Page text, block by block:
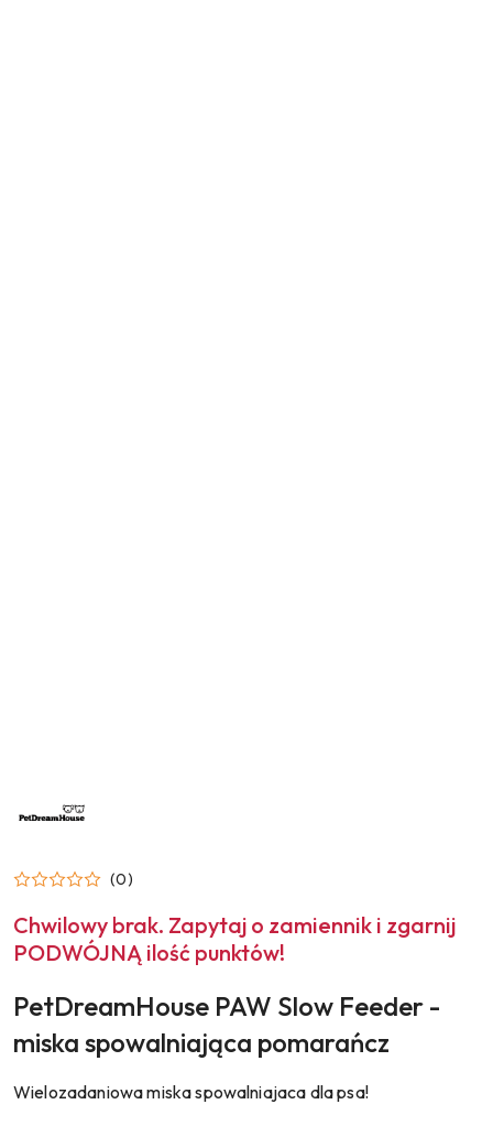
PRODUCENTA:
PET
(0)
Chwilowy brak. Zapytaj o zamiennik i zgarnij
PODWÓJNĄ ilość punktów!
PetDreamHouse PAW Slow Feeder -
miska spowalniająca pomarańcz
Wielozadaniowa miska spowalniajaca dla psa!